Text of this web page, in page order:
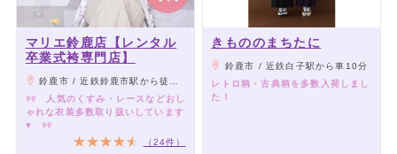
マリエ鈴鹿店【レンタル
卒業式袴専門店】
鈴鹿市 / 近鉄鈴鹿市駅から徒歩15分
୨୧ 人気のくすみ・レースなどおし
ゃれな衣装多数取り扱いしています
♥ ୨୧
（24件）
きもののまちたに
鈴鹿市 / 近鉄白子駅から車10分
レトロ柄・古典柄を多数入荷しまし
た！